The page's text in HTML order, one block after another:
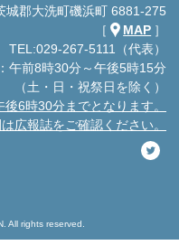
城郡大洗町磯浜町 6881-275
［
MAP ］
TEL:029-267-5111（代表）
午前8時30分～午後5時15分
（土・日・祝祭日を除く）
6時30分までとなります。
広報誌をご確認ください。
All rights reserved.